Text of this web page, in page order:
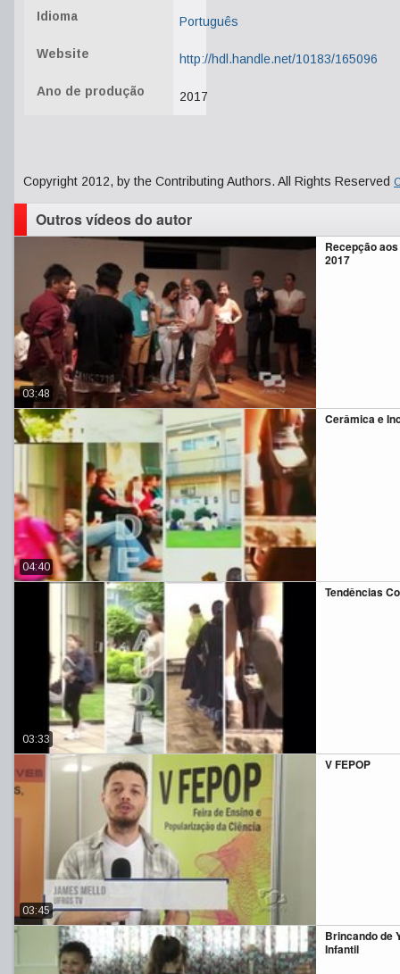
Idioma Português
Website http://hdl.handle.net/10183/165096
Ano de produção 2017
Copyright 2012, by the Contributing Authors. All Rights Reserved
Outros vídeos do autor
Recepção
2017
03:48
Cerâmica e
04:40
Tendências
03:33
V FEPOP
03:45
Brincando de
Infantil